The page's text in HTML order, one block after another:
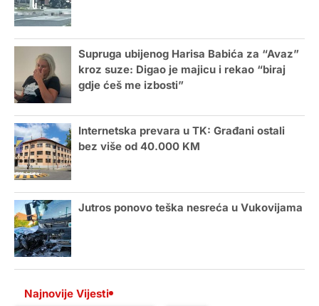
Supruga ubijenog Harisa Babića za “Avaz”
kroz suze: Digao je majicu i rekao “biraj
gdje ćeš me izbosti”
Internetska prevara u TK: Građani ostali
bez više od 40.000 KM
Jutros ponovo teška nesreća u Vukovijama
Najnovije Vijesti